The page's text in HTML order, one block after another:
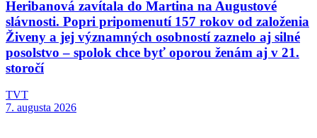
Heribanová zavítala do Martina na Augustové
slávnosti. Popri pripomenutí 157 rokov od založenia
Živeny a jej významných osobností zaznelo aj silné
posolstvo – spolok chce byť oporou ženám aj v 21.
storočí
TVT
7. augusta 2026